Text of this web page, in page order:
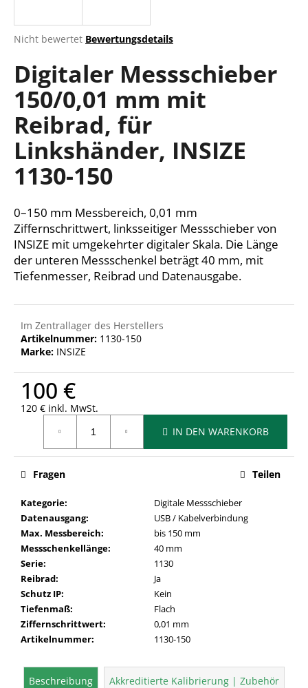
Die
Produktbewertung
ist
0,0
von
5
Sternen.
Nicht bewertet Bewertungsdetails
Digitaler Messschieber
150/0,01 mm mit
Reibrad, für
Linkshänder, INSIZE
1130-150
0–150 mm Messbereich, 0,01 mm
Ziffernschrittwert, linksseitiger Messschieber von
INSIZE mit umgekehrter digitaler Skala. Die Länge
der unteren Messschenkel beträgt 40 mm, mit
Tiefenmesser, Reibrad und Datenausgabe.
Im Zentrallager des Herstellers
Artikelnummer: 1130-150
Marke: INSIZE
100 €
120 € inkl. MwSt.
IN DEN WARENKORB
Kategorie:
Digitale Messschieber
Datenausgang:
USB / Kabelverbindung
Max. Messbereich:
bis 150 mm
Messschenkellänge:
40 mm
Serie:
1130
Reibrad:
Ja
Schutz IP:
Kein
Tiefenmaß:
Flach
Ziffernschrittwert:
0,01 mm
Artikelnummer: 1130-150
Fragen Teilen
Beschreibung Akkreditierte Kalibrierung | Zubehör
W
r
e
m
p
e
h
l
e
n